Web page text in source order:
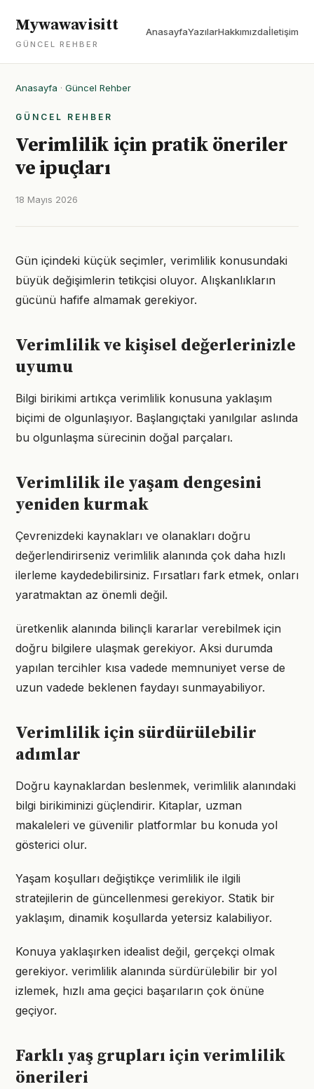
Mywawavisitt
GÜNCEL REHBER
AnasayfaYazılarHakkımızdaİletişim
Anasayfa · Güncel Rehber
GÜNCEL REHBER
Verimlilik için pratik öneriler
ve ipuçları
18 Mayıs 2026
Gün içindeki küçük seçimler, verimlilik konusundaki
büyük değişimlerin tetikçisi oluyor. Alışkanlıkların
gücünü hafife almamak gerekiyor.
Verimlilik ve kişisel değerlerinizle
uyumu
Bilgi birikimi artıkça verimlilik konusuna yaklaşım
biçimi de olgunlaşıyor. Başlangıçtaki yanılgılar aslında
bu olgunlaşma sürecinin doğal parçaları.
Verimlilik ile yaşam dengesini
yeniden kurmak
Çevrenizdeki kaynakları ve olanakları doğru
değerlendirirseniz verimlilik alanında çok daha hızlı
ilerleme kaydedebilirsiniz. Fırsatları fark etmek, onları
yaratmaktan az önemli değil.
üretkenlik alanında bilinçli kararlar verebilmek için
doğru bilgilere ulaşmak gerekiyor. Aksi durumda
yapılan tercihler kısa vadede memnuniyet verse de
uzun vadede beklenen faydayı sunmayabiliyor.
Verimlilik için sürdürülebilir
adımlar
Doğru kaynaklardan beslenmek, verimlilik alanındaki
bilgi birikiminizi güçlendirir. Kitaplar, uzman
makaleleri ve güvenilir platformlar bu konuda yol
gösterici olur.
Yaşam koşulları değiştikçe verimlilik ile ilgili
stratejilerin de güncellenmesi gerekiyor. Statik bir
yaklaşım, dinamik koşullarda yetersiz kalabiliyor.
Konuya yaklaşırken idealist değil, gerçekçi olmak
gerekiyor. verimlilik alanında sürdürülebilir bir yol
izlemek, hızlı ama geçici başarıların çok önüne
geçiyor.
Farklı yaş grupları için verimlilik
önerileri